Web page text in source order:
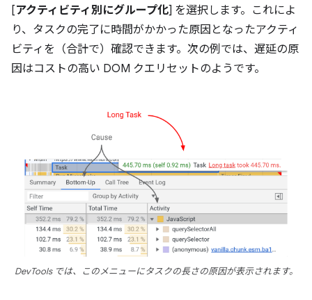
[アクティビティ別にグループ化] を選択します。これによ
り、タスクの完了に時間がかかった原因となったアクティ
ビティを（合計で）確認できます。次の例では、遅延の原
因はコストの高い DOM クエリセットのようです。
DevTools では、このメニューにタスクの長さの原因が表示されます。